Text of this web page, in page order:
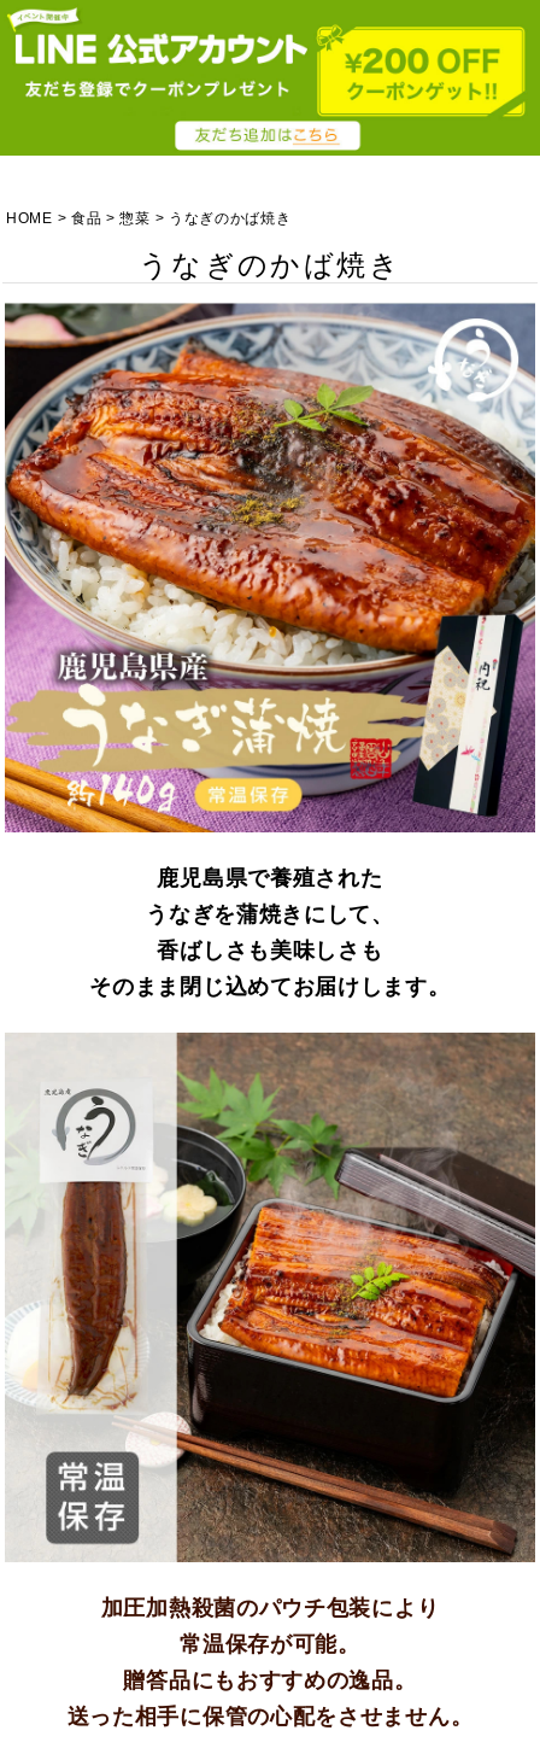
HOME 食品 惣菜 うなぎのかば焼き
うなぎのかば焼き
鹿児島県で養殖された
うなぎを蒲焼きにして、
香ばしさも美味しさも
そのまま閉じ込めてお届けします。
加圧加熱殺菌のパウチ包装により
常温保存が可能。
贈答品にもおすすめの逸品。
送った相手に保管の心配をさせません。